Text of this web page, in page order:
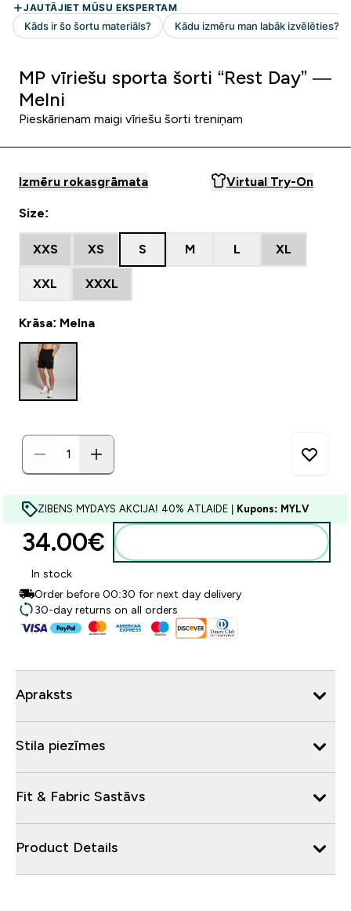
MP vīriešu sporta šorti “Rest Day” —
Melni
Pieskārienam maigi vīriešu šorti treniņam
Izmēru rokasgrāmata Virtual Try-On
Size:
XXS XS S M L XL
XXL XXXL
Krāsa: Melna
ZIBENS MYDAYS AKCIJA! 40% ATLAIDE | Kupons: MYLV
34.00€‎
In stock
Order before 00:30 for next day delivery
30-day returns on all orders
Apraksts
Stila piezīmes
Fit & Fabric Sastāvs
Product Details